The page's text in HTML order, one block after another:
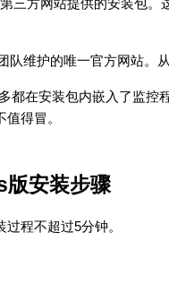
三方网站提供的安装包。
队维护的唯一官方网站。
都在安装包内嵌入了监
得冒。
安装步骤
程不超过5分钟。